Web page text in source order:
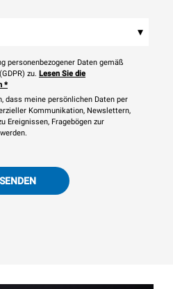
▾
personenbezogener Daten gemäß
zu. Lesen Sie die
*
dass meine persönlichen Daten per
Kommunikation, Newslettern,
Ereignissen, Fragebögen zur
SENDEN